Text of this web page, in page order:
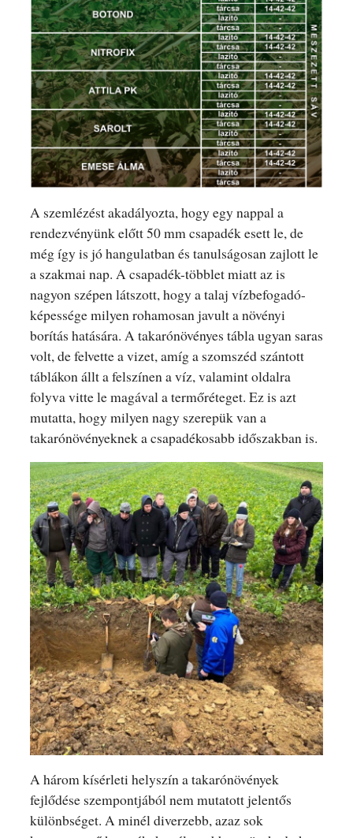
A szemlézést akadályozta, hogy egy nappal a
rendezvényünk előtt 50 mm csapadék esett le, de
még így is jó hangulatban és tanulságosan zajlott le
a szakmai nap. A csapadék-többlet miatt az is
nagyon szépen látszott, hogy a talaj vízbefogadó-
képessége milyen rohamosan javult a növényi
borítás hatására. A takarónövényes tábla ugyan saras
volt, de felvette a vizet, amíg a szomszéd szántott
táblákon állt a felszínen a víz, valamint oldalra
folyva vitte le magával a termőréteget. Ez is azt
mutatta, hogy milyen nagy szerepük van a
takarónövényeknek a csapadékosabb időszakban is.
A három kísérleti helyszín a takarónövények
fejlődése szempontjából nem mutatott jelentős
különbséget. A minél diverzebb, azaz sok